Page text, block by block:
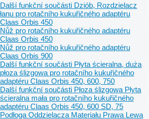
Další funkční součásti Dziób, Rozdzielacz
łanu pro rotačního kukuřičného adaptéru
Claas Orbis 450
Nůž pro rotačního kukuřičného adaptéru
Claas Orbis 450
Nůž pro rotačního kukuřičného adaptéru
Claas Orbis 900
Další funkční součásti Płyta ścieralna, duża
płoza ślizgowa pro rotačního kukuřičného
adaptéru Claas Orbis 450, 600, 750
Další funkční součásti Płoza ślizgowa Płyta
ścieralna mała pro rotačního kukuřičného
adaptéru Claas Orbis 450, 600 SD, 75
Podłoga Oddzielacza Materiału Prawa Lewa